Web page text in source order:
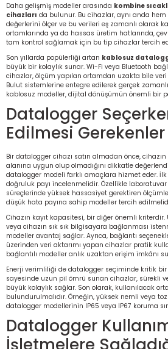
Daha gelişmiş modeller arasında kombine
cihazları da bulunur. Bu cihazlar, aynı anda hem
değerlerini ölçer ve bu verileri eş zamanlı olarak
ortamlarında ya da hassas üretim hatlarında,
tam kontrol sağlamak için bu tip cihazlar tercih
Son yıllarda popülerliği artan kablosuz
büyük bir kolaylık sunar. Wi-Fi veya Bluetooth
cihazlar, ölçüm yapılan ortamdan uzakta bile
Bulut sistemlerine entegre edilerek gerçek
kablosuz modeller, dijital dönüşümün önemli bir
Datalogger
Edilmesi Gerekenler
Bir datalogger cihazı satın almadan önce,
alanına uygun olup olmadığını dikkatle
datalogger modeli farklı amaçlara hizmet eder. İlk
doğruluk payı incelenmelidir. Özellikle
süreçlerinde yüksek hassasiyet gerektiren
düşük hata payına sahip modeller tercih
Cihazın kayıt kapasitesi, bir diğer önemli
veya cihazın sık sık bilgisayara bağlanması
modeller avantaj sağlar. Ayrıca, bağlantı
üzerinden veri aktarımı yapan cihazlar pratik
bağlantılı modeller anlık uzaktan erişim imkânı
Enerji verimliliği de datalogger seçiminde kritik
sayesinde uzun pil ömrü sunan cihazlar, sürekli
büyük kolaylık sağlar. Son olarak, kullanılacak
bulundurulmalıdır. Örneğin, yüksek nemli veya
datalogger modellerinin IP65 veya IP67 koruma
Datalogger
İşletmelere